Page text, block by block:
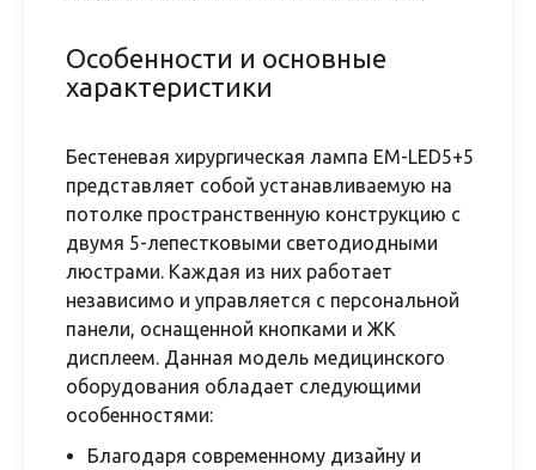
Особенности и основные
характеристики
Бестеневая хирургическая лампа EM-LED5+5
представляет собой устанавливаемую на
потолке пространственную конструкцию с
двумя 5-лепестковыми светодиодными
люстрами. Каждая из них работает
независимо и управляется с персональной
панели, оснащенной кнопками и ЖК
дисплеем. Данная модель медицинского
оборудования обладает следующими
особенностями:
Благодаря современному дизайну и